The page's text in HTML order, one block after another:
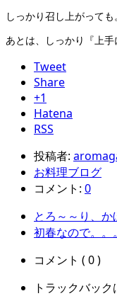
しっかり召し上がって
あとは、しっかり『上
Tweet
Share
+1
Hatena
RSS
投稿者:
お料理ブログ
コメント: 0
とろ～～り、
初春なので。。
コメント ( 0 )
トラックバック